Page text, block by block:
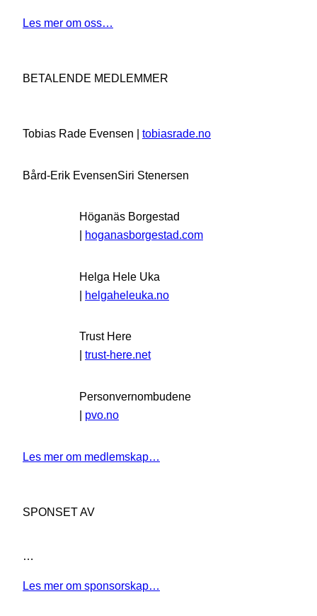
Les mer om oss…
BETALENDE MEDLEMMER
Tobias Rade Evensen | tobiasrade.no
Bård-Erik EvensenSiri Stenersen
Höganäs Borgestad
| hoganasborgestad.com
Helga Hele Uka
| helgaheleuka.no
Trust Here
trust-here.net
Personvernombudene
| pvo.no
Les mer om medlemskap…
SPONSET AV
…
Les mer om sponsorskap…